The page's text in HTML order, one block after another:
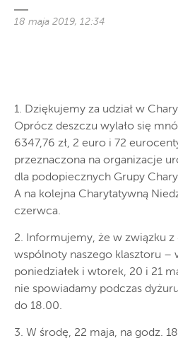
18 maja 2019, 12:34
1. Dziękujemy za udział w
Oprócz deszczu wylało się
6347,76 zł, 2 euro i 72
przeznaczona na organizacje
dla podopiecznych Grupy
A na kolejna Charytatywną
czerwca.
2. Informujemy, że w związku
wspólnoty naszego klasztoru –
poniedziałek i wtorek, 20 i 21
nie spowiadamy podczas
do 18.00.
3. W środę, 22 maja, na godz.